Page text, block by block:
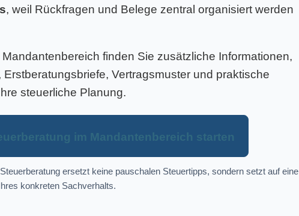
, weil Rückfragen und Belege zentral organisiert werden
finden Sie zusätzliche Informationen,
Erstberatungsbriefe, Vertragsmuster und praktische
steuerliche Planung.
im Mandantenbereich starten
ersetzt keine pauschalen Steuertipps, sondern setzt auf eine
konkreten Sachverhalts.